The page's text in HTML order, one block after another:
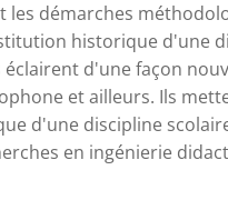
les démarches
historique d'une
d'une façon
et ailleurs. Ils
d'une discipline
en ingénierie